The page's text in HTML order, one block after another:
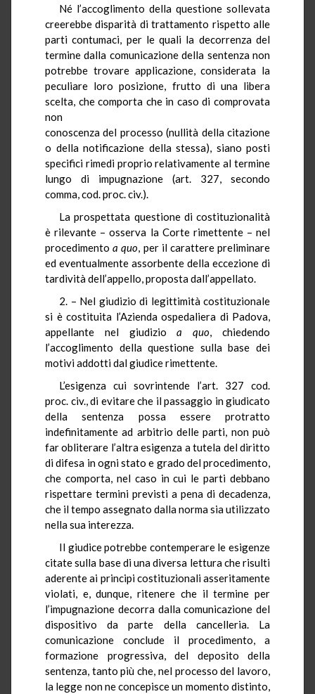
Né l’accoglimento della questione sollevata
creerebbe disparità di trattamento rispetto alle
parti contumaci, per le quali la decorrenza del
termine dalla comunicazione della sentenza non
potrebbe trovare applicazione, considerata la
peculiare loro posizione, frutto di una libera
scelta, che comporta che in caso di comprovata
non
conoscenza del processo (nullità della citazione
o della notificazione della stessa), siano posti
specifici rimedi proprio relativamente al termine
lungo di impugnazione (art. 327, secondo
comma, cod. proc. civ.).
La prospettata questione di costituzionalità
è rilevante – osserva la Corte rimettente – nel
procedimentoa quo, per il carattere preliminare
ed eventualmente assorbente della eccezione di
tardività dell’appello, proposta dall’appellato.
2. – Nel giudizio di legittimità costituzionale
si è costituita l’Azienda ospedaliera di Padova,
appellante nel giudizioa quo,
chiedendo
l’accoglimento della questione sulla base dei
motivi addotti dal giudice rimettente.
L’esigenza cui sovrintende l’art. 327 cod.
proc. civ., di evitare che il passaggio in giudicato
della sentenza possa essere protratto
indefinitamente ad arbitrio delle parti, non può
far obliterare l’altra esigenza a tutela del diritto
di difesa in ogni stato e grado del procedimento,
che comporta, nel caso in cui le parti debbano
rispettare termini previsti a pena di decadenza,
che il tempo assegnato dalla norma sia utilizzato
nella sua interezza.
Il giudice potrebbe contemperare le esigenze
citate sulla base di una diversa lettura che risulti
aderente ai principi costituzionali asseritamente
violati, e, dunque, ritenere che il termine per
l’impugnazione decorra dalla comunicazione del
dispositivo da parte della cancelleria. La
comunicazione conclude il procedimento, a
formazione progressiva, del deposito della
sentenza, tanto più che, nel processo del lavoro,
la legge non ne concepisce un momento distinto,